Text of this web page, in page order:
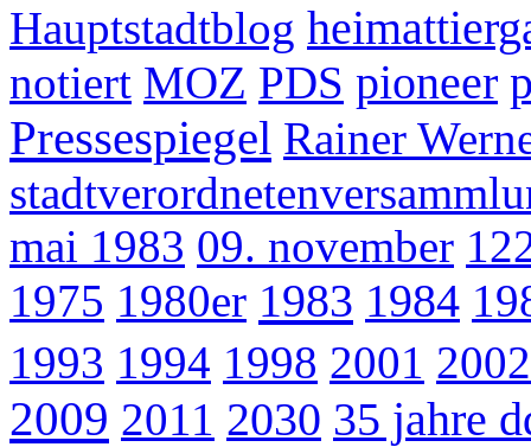
Hauptstadtblog
notiert MOZ PDS pioneer
Pressespiegel Rainer
mai 1983 09. november
1975 1980er 1983 1984
1993 1994 1998 2001 2002
2009 2011 2030 35 jahre